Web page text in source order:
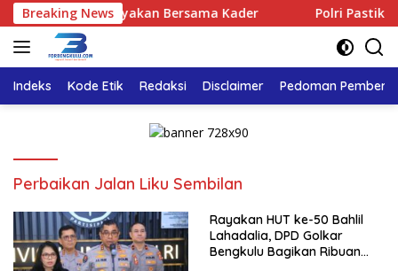
Langsung
ke
konten
Breaking News
Bengkulu Rayakan Bersama Kader Polri Pastikan
Indeks Kode Etik Redaksi Disclaimer Pedoman
Perbaikan Jalan Liku Sembilan
Rayakan HUT ke-50 Bahlil
Lahadalia, DPD Golkar
Bengkulu Bagikan Ribuan